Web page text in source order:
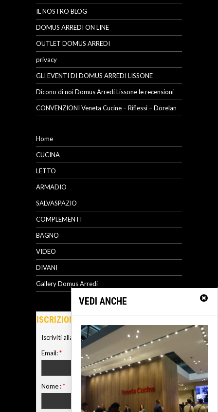
VEDI ANCHE
IL NOSTRO BLOG
DOMUS ARREDI ON LINE
OUTLET DOMUS ARREDI
privacy
GLI EVENTI DI DOMUS ARREDI LISSONE
Dicono di noi Domus Arredi Lissone le recensioni
CONVENZIONI Veneta Cucine – Riflessi – Dorelan
Home
CUCINA
LETTO
ARMADIO
SALVASPAZIO
COMPLEMENTI
BAGNO
VIDEO
DIVANI
Gallery Domus Arredi
ISCRIZIONE NEWSLETTER
Iscriviti alla nostra newsletter
Email:*
Nome :*